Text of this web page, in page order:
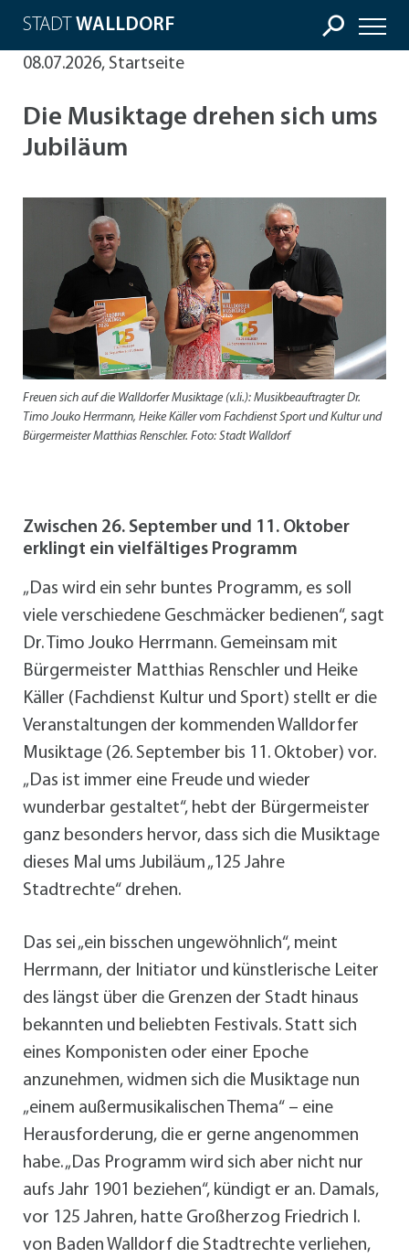
STADT WALLDORF
08.07.2026, Startseite
Die Musiktage drehen sich ums
Jubiläum
Freuen sich auf die Walldorfer Musiktage (v.li.): Musikbeauftragter Dr.
Timo Jouko Herrmann, Heike Käller vom Fachdienst Sport und Kultur und
Bürgermeister Matthias Renschler. Foto: Stadt Walldorf
Zwischen 26. September und 11. Oktober
erklingt ein vielfältiges Programm
„Das wird ein sehr buntes Programm, es soll
viele verschiedene Geschmäcker bedienen“, sagt
Dr. Timo Jouko Herrmann. Gemeinsam mit
Bürgermeister Matthias Renschler und Heike
Käller (Fachdienst Kultur und Sport) stellt er die
Veranstaltungen der kommenden Walldorfer
Musiktage (26. September bis 11. Oktober) vor.
„Das ist immer eine Freude und wieder
wunderbar gestaltet“, hebt der Bürgermeister
ganz besonders hervor, dass sich die Musiktage
dieses Mal ums Jubiläum „125 Jahre
Stadtrechte“ drehen.
Das sei „ein bisschen ungewöhnlich“, meint
Herrmann, der Initiator und künstlerische Leiter
des längst über die Grenzen der Stadt hinaus
bekannten und beliebten Festivals. Statt sich
eines Komponisten oder einer Epoche
anzunehmen, widmen sich die Musiktage nun
„einem außermusikalischen Thema“ – eine
Herausforderung, die er gerne angenommen
habe. „Das Programm wird sich aber nicht nur
aufs Jahr 1901 beziehen“, kündigt er an. Damals,
vor 125 Jahren, hatte Großherzog Friedrich I.
von Baden Walldorf die Stadtrechte verliehen,